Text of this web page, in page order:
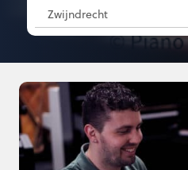
Zwijndrecht